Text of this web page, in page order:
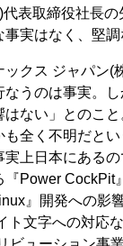
表取締役社長
実はなく、堅
クス ジャパン
うのは事実。
ない」とのこ
全く不明だと
上日本にある
Power CockPit
』開発への影
ト文字への対応